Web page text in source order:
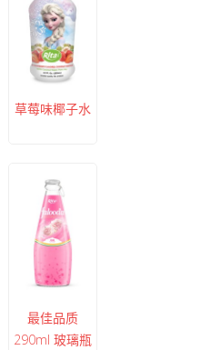
草莓味椰子水
最佳品质
290ml 玻璃瓶